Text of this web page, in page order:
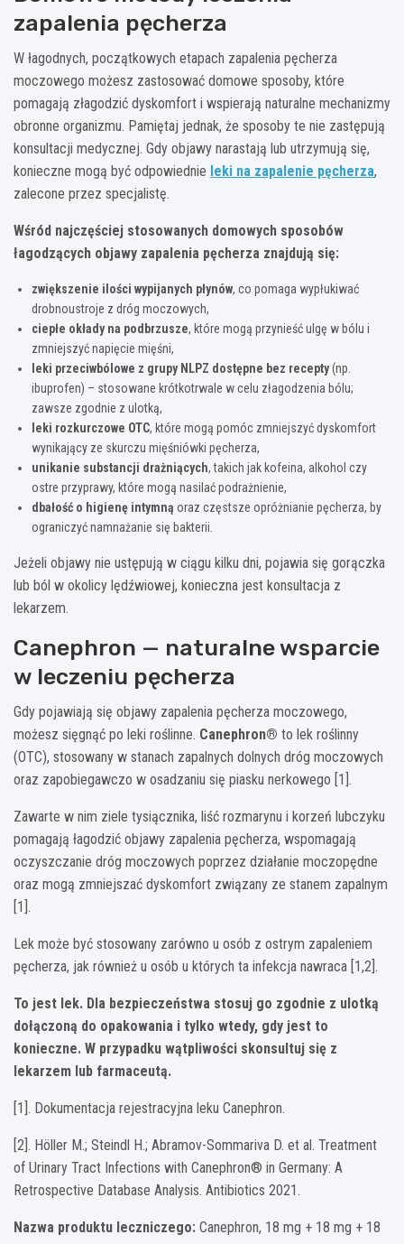
zapalenia pęcherza
W łagodnych, początkowych etapach zapalenia pęcherza
moczowego możesz zastosować domowe sposoby, które
pomagają złagodzić dyskomfort i wspierają naturalne mechanizmy
obronne organizmu. Pamiętaj jednak, że sposoby te nie zastępują
konsultacji medycznej. Gdy objawy narastają lub utrzymują się,
konieczne mogą być odpowiednie leki na zapalenie pęcherza,
zalecone przez specjalistę.
Wśród najczęściej stosowanych domowych sposobów
łagodzących objawy zapalenia pęcherza znajdują się:
zwiększenie ilości wypijanych płynów, co pomaga wypłukiwać
drobnoustroje z dróg moczowych,
ciepłe okłady na podbrzusze, które mogą przynieść ulgę w bólu i
zmniejszyć napięcie mięśni,
leki przeciwbólowe z grupy NLPZ dostępne bez recepty(np.
ibuprofen) – stosowane krótkotrwale w celu złagodzenia bólu;
zawsze zgodnie z ulotką,
leki rozkurczowe OTC, które mogą pomóc zmniejszyć dyskomfort
wynikający ze skurczu mięśniówki pęcherza,
unikanie substancji drażniących, takich jak kofeina, alkohol czy
ostre przyprawy, które mogą nasilać podrażnienie,
dbałość o higienę intymną oraz częstsze opróżnianie pęcherza, by
ograniczyć namnażanie się bakterii.
Jeżeli objawy nie ustępują w ciągu kilku dni, pojawia się gorączka
lub ból w okolicy lędźwiowej, konieczna jest konsultacja z
lekarzem.
Canephron — naturalne wsparcie
w leczeniu pęcherza
Gdy pojawiają się objawy zapalenia pęcherza moczowego,
możesz sięgnąć po leki roślinne. Canephron® to lek roślinny
(OTC), stosowany w stanach zapalnych dolnych dróg moczowych
oraz zapobiegawczo w osadzaniu się piasku nerkowego [1].
Zawarte w nim ziele tysiącznika, liść rozmarynu i korzeń lubczyku
pomagają łagodzić objawy zapalenia pęcherza, wspomagają
oczyszczanie dróg moczowych poprzez działanie moczopędne
oraz mogą zmniejszać dyskomfort związany ze stanem zapalnym
[1].
Lek może być stosowany zarówno u osób z ostrym zapaleniem
pęcherza, jak również u osób u których ta infekcja nawraca [1,2].
To jest lek. Dla bezpieczeństwa stosuj go zgodnie z ulotką
dołączoną do opakowania i tylko wtedy, gdy jest to
konieczne. W przypadku wątpliwości skonsultuj się z
lekarzem lub farmaceutą.
[1]. Dokumentacja rejestracyjna leku Canephron.
[2]. Höller M.; Steindl H.; Abramov-Sommariva D. et al. Treatment
of Urinary Tract Infections with Canephron® in Germany: A
Retrospective Database Analysis. Antibiotics 2021.
Nazwa produktu leczniczego: Canephron, 18 mg + 18 mg + 18